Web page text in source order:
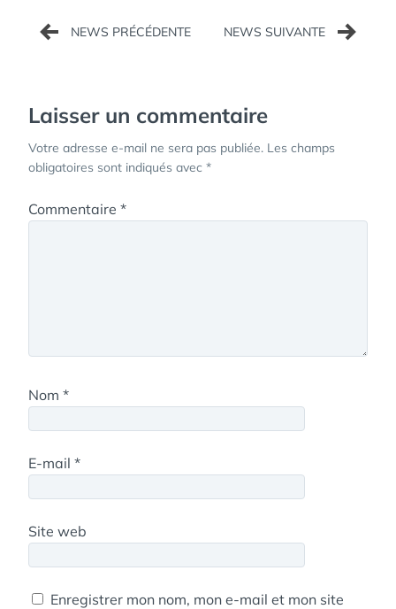
Navigation
de
Laisser un commentaire
Votre adresse e-mail ne sera pas publiée. Les champs
obligatoires sont indiqués avec *
Commentaire *
Nom *
E-mail *
Site web
Enregistrer mon nom, mon e-mail et mon site